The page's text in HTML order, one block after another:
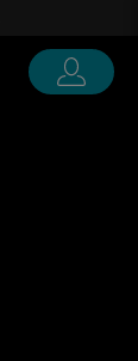
Cart Ubigi